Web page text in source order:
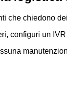
che chiedono
configuri un